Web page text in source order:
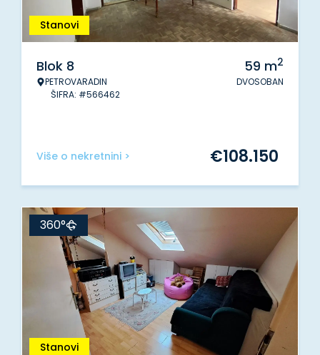
Stanovi
Blok 8
PETROVARADIN
ŠIFRA: #566462
59 m2
DVOSOBAN
Više o nekretnini > €108.150
Stanovi
360°